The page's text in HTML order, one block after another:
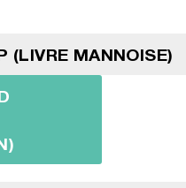
(LIVRE MANNOISE)